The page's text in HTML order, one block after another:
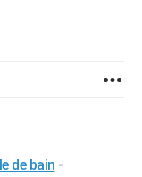
de bain -